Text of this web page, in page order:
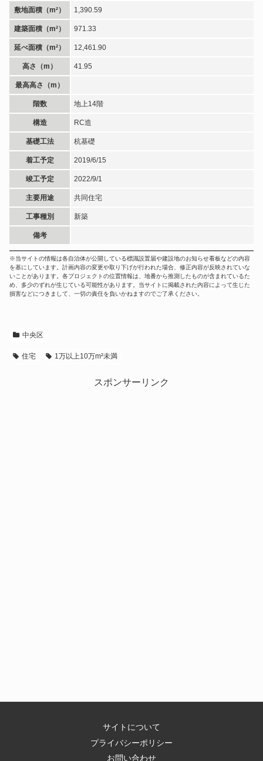
敷地面積（m²） 1,390.59
建築面積（m²） 971.33
延べ面積（m²） 12,461.90
高さ（m） 41.95
最高高さ（m）
階数 地上14階
構造 RC造
基礎工法 杭基礎
着工予定 2019/6/15
竣工予定 2022/9/1
主要用途 共同住宅
工事種別 新築
備考
※当サイトの情報は各自治体が公開している標識設置届や建設地のお知らせ看板などの内容
を基にしています。計画内容の変更や取り下げが行われた場合、修正内容が反映されていな
いことがあります。各プロジェクトの位置情報は、地番から推測したものが含まれているた
め、多少のずれが生じている可能性があります。当サイトに掲載された内容によって生じた
損害などにつきまして、一切の責任を負いかねますのでご了承ください。
中央区
住宅 1万以上10万m²未満
スポンサーリンク
サイトについて
プライバシーポリシー
お問い合わせ